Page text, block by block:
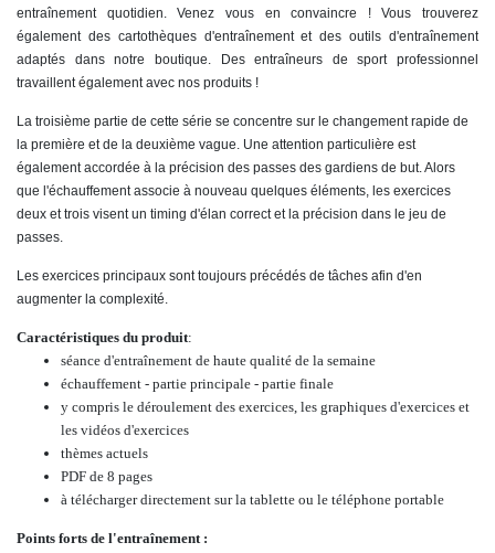
entraînement quotidien. Venez vous en convaincre ! Vous trouverez
également des cartothèques d'entraînement et des outils d'entraînement
adaptés dans notre boutique. Des entraîneurs de sport professionnel
travaillent également avec nos produits !
La troisième partie de cette série se concentre sur le changement rapide de
la première et de la deuxième vague. Une attention particulière est
également accordée à la précision des passes des gardiens de but. Alors
que l'échauffement associe à nouveau quelques éléments, les exercices
deux et trois visent un timing d'élan correct et la précision dans le jeu de
passes.
Les exercices principaux sont toujours précédés de tâches afin d'en
augmenter la complexité.
Caractéristiques du produit:
séance d'entraînement de haute qualité de la semaine
échauffement - partie principale - partie finale
y compris le déroulement des exercices, les graphiques d'exercices et
les vidéos d'exercices
thèmes actuels
PDF de 8 pages
à télécharger directement sur la tablette ou le téléphone portable
Points forts de l'entraînement :